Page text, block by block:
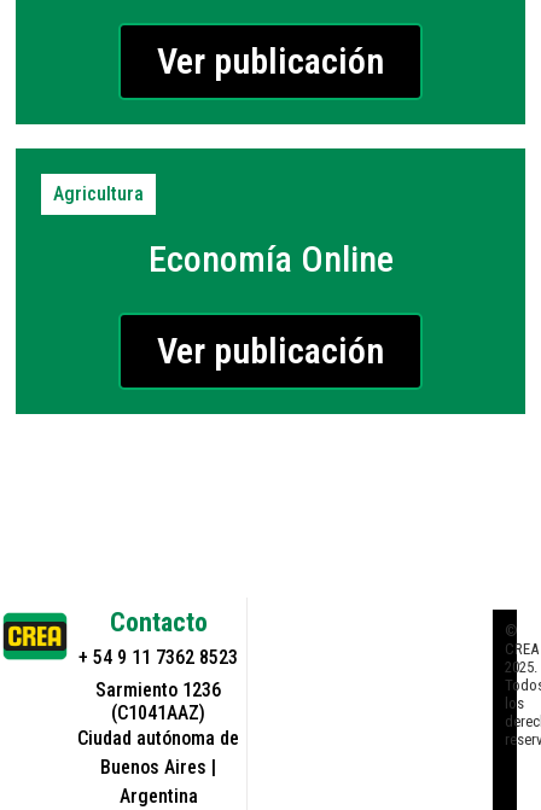
Ver publicación
Agricultura
Economía Online
Ver publicación
Contacto
+ 54 9 11 7362 8523
Sarmiento 1236
(C1041AAZ)
Ciudad autónoma de
Buenos Aires |
Argentina
©
CREA
2025.
los